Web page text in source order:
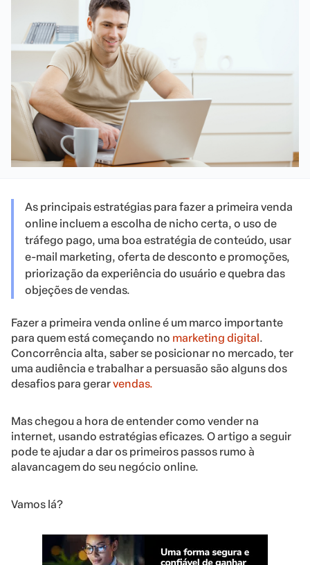
As principais estratégias para fazer a primeira venda
online incluem a escolha de nicho certa, o uso de
tráfego pago, uma boa estratégia de conteúdo, usar
e-mail marketing, oferta de desconto e promoções,
priorização da experiência do usuário e quebra das
objeções de vendas.
Fazer a primeira venda online é um marco importante
para quem está começando no marketing digital .
Concorrência alta, saber se posicionar no mercado, ter
uma audiência e trabalhar a persuasão são alguns dos
desafios para gerarvendas.
Mas chegou a hora de entender como vender na
internet, usando estratégias eficazes. O artigo a seguir
pode te ajudar a dar os primeiros passos rumo à
alavancagem do seu negócio online.
Vamos lá?